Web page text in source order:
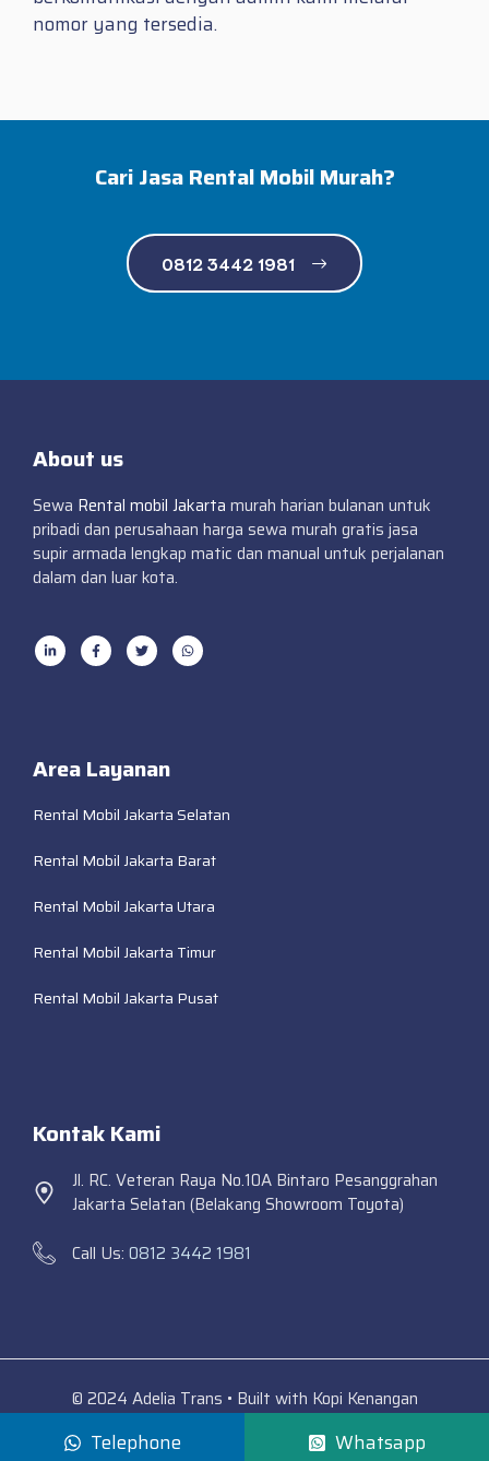
nomor yang tersedia.
Cari Jasa Rental Mobil Murah?
0812 3442 1981
About us
Sewa Rental mobil Jakarta murah harian bulanan untuk
pribadi dan perusahaan harga sewa murah gratis jasa
supir armada lengkap matic dan manual untuk perjalanan
dalam dan luar kota.
Area Layanan
Rental Mobil Jakarta Selatan
Rental Mobil Jakarta Barat
Rental Mobil Jakarta Utara
Rental Mobil Jakarta Timur
Rental Mobil Jakarta Pusat
Kontak Kami
Jl. RC. Veteran Raya No.10A Bintaro Pesanggrahan
Jakarta Selatan (Belakang Showroom Toyota)
Call Us: 0812 3442 1981
© 2024 Adelia Trans • Built with Kopi Kenangan
Telephone Whatsapp